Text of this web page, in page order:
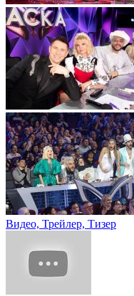
Видео, Трейлер, Тизер